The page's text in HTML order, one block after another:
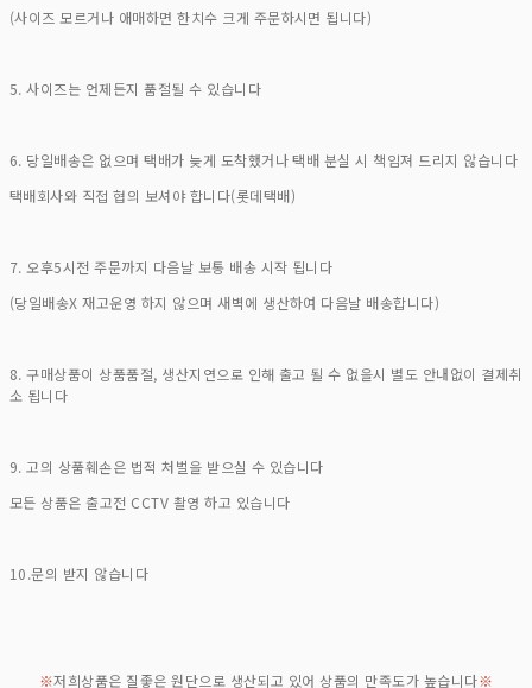
(사이즈 모르거나 애매하면 한치수 크게 주문하시면 됩니다)
5. 사이즈는 언제든지 품절될 수 있습니다
6. 당일배송은 없으며 택배가 늦게 도착했거나 택배 분실 시 책임져 드리지 않습니다
택배회사와 직접 협의 보셔야 합니다(롯데택배)
7. 오후5시전 주문까지 다음날 보통 배송 시작 됩니다
(당일배송X 재고운영 하지 않으며 새벽에 생산하여 다음날 배송합니다)
8. 구매상품이 상품품절, 생산지연으로 인해 출고 될 수 없을시 별도 안내없이 결제취
소 됩니다
9. 고의 상품훼손은 법적 처벌을 받으실 수 있습니다
모든 상품은 출고전 CCTV 촬영 하고 있습니다
10.문의 받지 않습니다
※저희상품은 질좋은 원단으로 생산되고 있어 상품의 만족도가 높습니다※